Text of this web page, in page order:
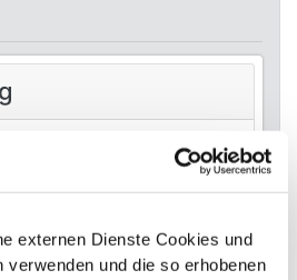
externen Dienste Cookies und
verwenden und die so erhobenen